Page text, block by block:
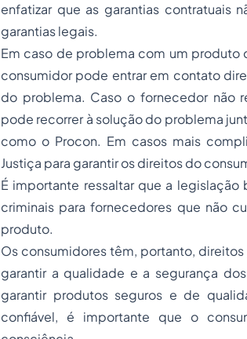
enfatizar que as garantias contratuais
garantias legais.
Em caso de problema com um produto
consumidor pode entrar em contato
do problema. Caso o fornecedor não
pode recorrer à solução do problema
como o Procon. Em casos mais
Justiça para garantir os direitos do
É importante ressaltar que a
criminais para fornecedores que não
produto.
Os consumidores têm, portanto,
garantir a qualidade e a segurança
garantir produtos seguros e de
confiável, é importante que o